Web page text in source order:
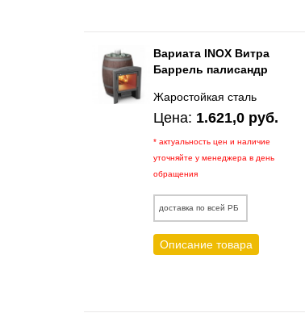
Вариата INOX Витра
Баррель палисандр
Жаростойкая сталь
Цена: 1.621,0 руб.
* актуальность цен и наличие
уточняйте у менеджера в день
обращения
доставка по всей РБ
Описание товара